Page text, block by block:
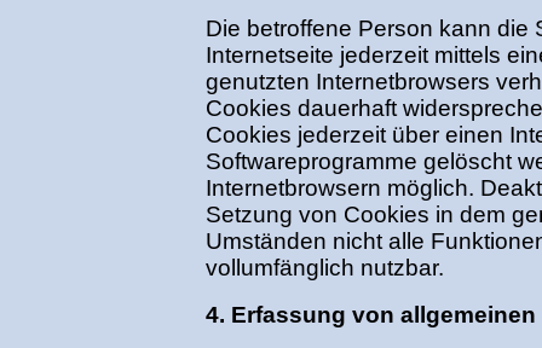
Die betroffene Person kann
Internetseite jederzeit mittels
genutzten Internetbrowsers
Cookies dauerhaft
Cookies jederzeit über einen
Softwareprogramme gelöscht
Internetbrowsern möglich.
Setzung von Cookies in dem
Umständen nicht alle
vollumfänglich nutzbar.
4. Erfassung von